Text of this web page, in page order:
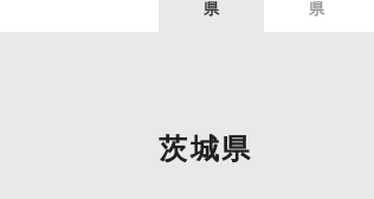
県
県
茨城県